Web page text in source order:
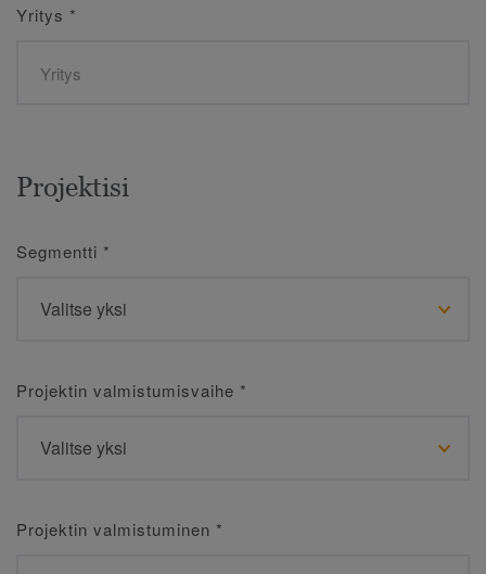
Yritys *
Projektisi
Segmentti *
Projektin valmistumisvaihe *
Projektin valmistuminen *